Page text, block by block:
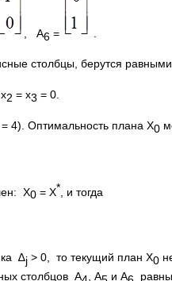
, А6 =
столбцы, берутся
2 = х3 = 0.
= 4). Оптимальность плана X0
Х0 = Х* , и тогда
∆j > 0, то текущий план Х0
столбцов А , А и А